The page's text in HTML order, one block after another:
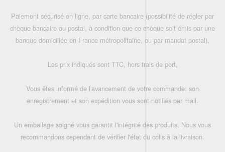
Paiement sécurisé en ligne, par carte bancaire (possibilité de régler par
chèque bancaire ou postal, à condition que ce chèque soit émis par une
banque domiciliée en France métropolitaine, ou par mandat postal),
Les prix indiqués sont TTC, hors frais de port,
Vous êtes informé de l'avancement de votre commande: son
enregistrement et son expédition vous sont notifiés par mail.
Un emballage soigné vous garantit l'intégrité des produits. Nous vous
recommandons cependant de vérifier l'état du colis à la livraison.